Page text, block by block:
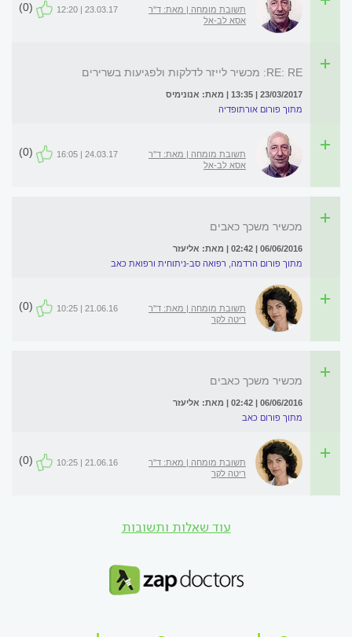
תשובת מומחה | מאת: ד"ר
אסא לב-אל
23.03.17 | 12:20
(0)
RE: RE: מכשיר לייזר לדלקות ולפגיעות בשרירים
23/03/2017 | 13:35 | מאת: אנונימיס
מתוך פורום אורתופדיה
תשובת מומחה | מאת: ד"ר
אסא לב-אל
24.03.17 | 16:05
(0)
מכשיר משכך כאבים
06/06/2016 | 02:42 | מאת: אליעזר
מתוך פורום הרדמה, רפואה סב-ניתוחית ורפואת כאב
תשובת מומחה | מאת: ד"ר
ריטה לקר
21.06.16 | 10:25
(0)
מכשיר משכך כאבים
06/06/2016 | 02:42 | מאת: אליעזר
מתוך פורום כאב
תשובת מומחה | מאת: ד"ר
ריטה לקר
21.06.16 | 10:25
(0)
עוד שאלות ותשובות